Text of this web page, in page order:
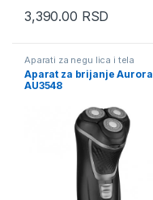
3,390.00 RSD
Aparati za negu lica i tela
Aparat za brijanje Aurora
AU3548